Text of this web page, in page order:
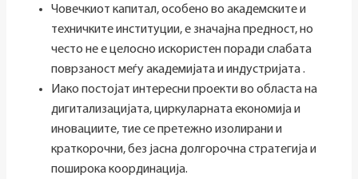
Човечкиот капитал, особено во академските и
техничките институции, е значајна предност, но
често не е целосно искористен поради слабата
поврзаност меѓу академијата и индустријата .
Иако постојат интересни проекти во областа на
дигитализацијата, циркуларната економија и
иновациите, тие се претежно изолирани и
краткорочни, без јасна долгорочна стратегија и
поширока координација.